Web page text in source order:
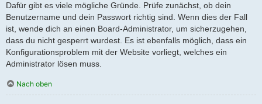
Dafür gibt es viele mögliche Gründe. Prüfe zunächst, ob dein
Benutzername und dein Passwort richtig sind. Wenn dies der Fall
ist, wende dich an einen Board-Administrator, um sicherzugehen,
dass du nicht gesperrt wurdest. Es ist ebenfalls möglich, dass ein
Konfigurationsproblem mit der Website vorliegt, welches ein
Administrator lösen muss.
Nach oben